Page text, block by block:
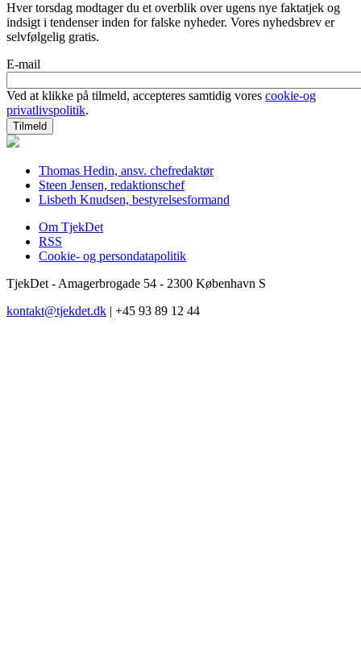
Hver torsdag modtager du et overblik over ugens nye faktatjek og
indsigt i tendenser inden for falske nyheder. Vores nyhedsbrev er
selvfølgelig gratis.
E-mail
Ved at klikke på tilmeld, accepteres samtidig vores cookie-og
privatlivspolitik.
Thomas Hedin, ansv. chefredaktør
Steen Jensen, redaktionschef
Lisbeth Knudsen, bestyrelsesformand
Om TjekDet
RSS
Cookie- og persondatapolitik
TjekDet - Amagerbrogade 54 - 2300 København S
kontakt@tjekdet.dk | +45 93 89 12 44